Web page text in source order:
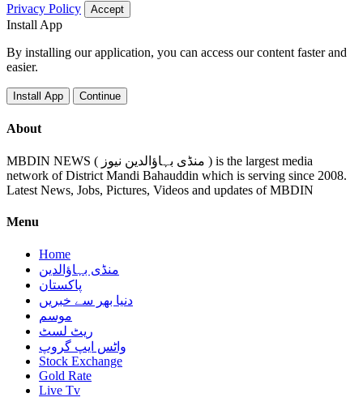
Privacy Policy Accept
Install App
By installing our application, you can access our content faster and
easier.
Install App Continue
About
MBDIN NEWS ( منڈی بہاؤالدین نیوز ) is the largest media
network of District Mandi Bahauddin which is serving since 2008.
Latest News, Jobs, Pictures, Videos and updates of MBDIN
Menu
Home
منڈی بہاؤالدین
پاکستان
دنیا بھر سے خبریں
موسم
ریٹ لسٹ
واٹس ایپ گروپ
Stock Exchange
Gold Rate
Live Tv